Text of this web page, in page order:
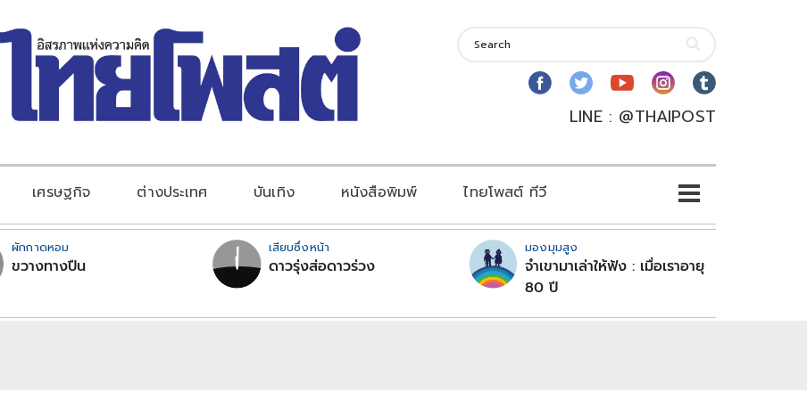
LINE : @THAIPOST
เศรษฐกิจ ต่างประเทศ บันเทิง หนังสือพิมพ์ ไทยโพสต์ ทีวี
ผักกาดหอม
ขวางทางปืน
เสียบซึ่งหน้า
ดาวรุ่งส่อดาวร่วง
มองมุมสูง
จำเขามาเล่าให้ฟัง : เมื่อเราอายุ
80 ปี